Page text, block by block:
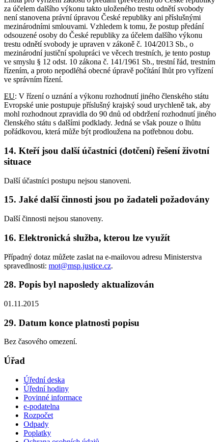
za účelem dalšího výkonu takto uloženého trestu odnětí svobody
není stanovena právní úpravou České republiky ani příslušnými
mezinárodními smlouvami. Vzhledem k tomu, že postup předání
odsouzené osoby do České republiky za účelem dalšího výkonu
trestu odnětí svobody je upraven v zákoně č. 104/2013 Sb., o
mezinárodní justiční spolupráci ve věcech trestních, je tento postup
ve smyslu § 12 odst. 10 zákona č. 141/1961 Sb., trestní řád, trestním
řízením, a proto nepodléhá obecné úpravě počítání lhůt pro vyřízení
ve správním řízení.
EU: V řízení o uznání a výkonu rozhodnutí jiného členského státu
Evropské unie postupuje příslušný krajský soud urychleně tak, aby
mohl rozhodnout zpravidla do 90 dnů od obdržení rozhodnutí jiného
členského státu s dalšími podklady. Jedná se však pouze o lhůtu
pořádkovou, která může být prodloužena na potřebnou dobu.
14. Kteří jsou další účastníci (dotčení) řešení životní
situace
Další účastníci postupu nejsou stanoveni.
15. Jaké další činnosti jsou po žadateli požadovány
Další činnosti nejsou stanoveny.
16. Elektronická služba, kterou lze využít
Případný dotaz můžete zaslat na e-mailovou adresu Ministerstva
spravedlnosti: mot@msp.justice.cz.
28. Popis byl naposledy aktualizován
01.11.2015
29. Datum konce platnosti popisu
Bez časového omezení.
Úřad
Úřední deska
Úřední hodiny
Povinné informace
e-podatelna
Rozpočet
Odpady
Poplatky